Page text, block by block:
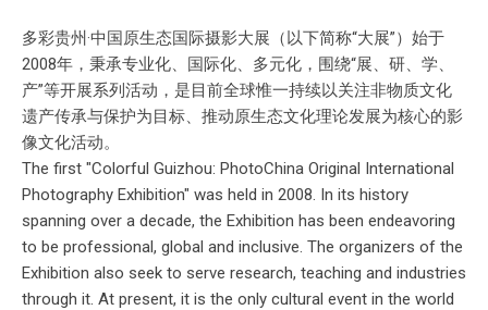
多彩贵州·中国原生态国际摄影大展（以下简称“大展”）始于
2008年，秉承专业化、国际化、多元化，围绕“展、研、学、
产”等开展系列活动，是目前全球惟一持续以关注非物质文化
遗产传承与保护为目标、推动原生态文化理论发展为核心的影
像文化活动。
The first "Colorful Guizhou: PhotoChina Original International
Photography Exhibition" was held in 2008. In its history
spanning over a decade, the Exhibition has been endeavoring
to be professional, global and inclusive. The organizers of the
Exhibition also seek to serve research, teaching and industries
through it. At present, it is the only cultural event in the world